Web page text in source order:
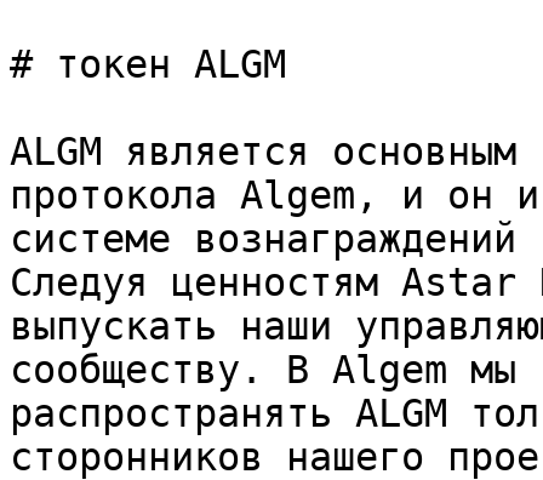
# токен ALGM
ALGM является
протокола Algem, и он
системе
Следуя ценностям
выпускать наши
сообществу. В Algem мы
распространять ALGM
сторонников нашего